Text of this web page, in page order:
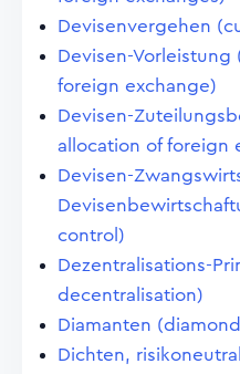
Devisenvergehen
Devisen-Vorleistung
foreign exchange)
Devisen-
allocation of foreign
Devisen-
control)
Dezentralisations-
decentralisation)
Diamanten
Dichten,